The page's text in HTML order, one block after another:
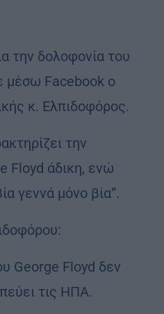
την δολοφονία του
μέσω Facebook ο
κ. Ελπιδοφόρος.
την
Floyd άδικη, ενώ
γεννά μόνο βία”.
George Floyd δεν
τις ΗΠΑ.